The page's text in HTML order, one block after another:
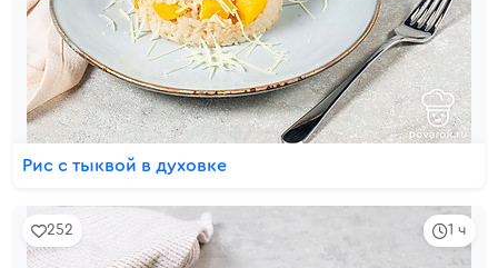
Рис с тыквой в духовке
1 ч
252